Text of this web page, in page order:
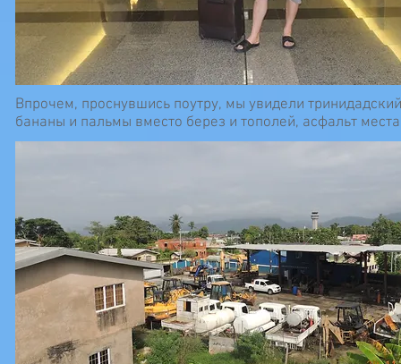
Впрочем, проснувшись поутру, мы увидели
бананы и пальмы вместо берез и тополей, асфальт